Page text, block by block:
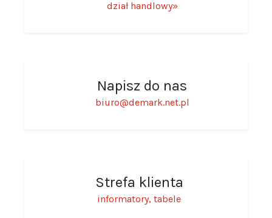
dział handlowy»
Napisz do nas
biuro@demark.net.pl
Strefa klienta
informatory, tabele